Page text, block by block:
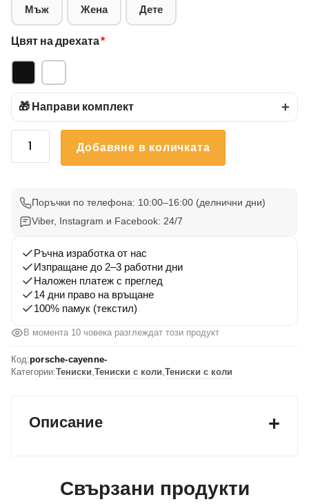
Мъж Жена Дете
Цвят на дрехата*
🎁 Направи комплект +
количество
Cayenne
Добавяне в количката
Поръчки по телефона: 10:00–16:00 (делнични дни)
Viber, Instagram и Facebook: 24/7
Ръчна изработка от нас
Изпращане до 2–3 работни дни
Наложен платеж с преглед
14 дни право на връщане
100% памук (текстил)
В момента 10 човека разглеждат този продукт
Код:porsche-cayenne-
Категории:Тениски Тениски с коли Тениски с коли
Описание
Свързани продукти